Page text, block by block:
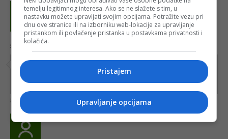
Samko
Mudar covjek i pametan ovaj Papic. Analizira.i cisto artiklulise
politicku stvatnost. Zeljko je otkriven, sad je pitanje samo kako
adekvatno odgovoriti na ove izdaje. Smrt fasizmu
5
temelju legitimnog interesa. Ako se ne slažete s tim, u
nastavku možete upravljati svojim opcijama. Potražite vezu pri
dnu ove stranice ili na izborniku web-lokacije za upravljanje
pristankom ili povlačenje pristanka u postavkama privatnosti i
kolačića.
Pristajem
Upravljanje opcijama